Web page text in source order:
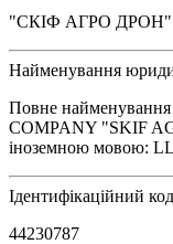
"СКІФ АГРО ДРОН"
Найменування
Повне
COMPANY "SKIF
іноземною мовою:
Ідентифікаційний
44230787